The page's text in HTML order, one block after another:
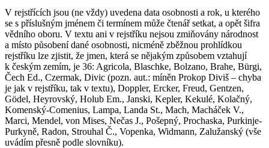
V rejstřících jsou (ne vždy) uvedena data osobnosti a rok, u kterého
se s příslušným jménem či termínem může čtenář setkat, a opět šifra
vědního oboru. V textu ani v rejstříku nejsou zmiňovány národnost
a místo působení dané osobnosti, nicméně zběžnou prohlídkou
rejstříku lze zjistit, že jmen, která se nějakým způsobem vztahují
k českým zemím, je 36: Agricola, Blaschke, Bolzano, Brahe, Bürgi,
Čech Ed., Czermak, Divic (pozn. aut.: míněn Prokop Diviš – chyba
je jak v rejstříku, tak v textu), Doppler, Ercker, Freud, Gentzen,
Gödel, Heyrovský, Holub Em., Janski, Kepler, Kekulé, Kolačný,
Komenský-Comenius, Lampa, Landa St., Mach, Macháček V.,
Marci, Mendel, von Mises, Nečas J., Pošepný, Prochaska, Purkinje-
Purkyně, Radon, Strouhal Č., Vopenka, Widmann, Zalužanský (vše
uvádím přesně podle slovníku).